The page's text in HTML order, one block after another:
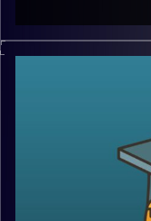
בחרדה למתקפת
בצד השני שנכנסו
של אנשים שרצים
לתגובת נגד